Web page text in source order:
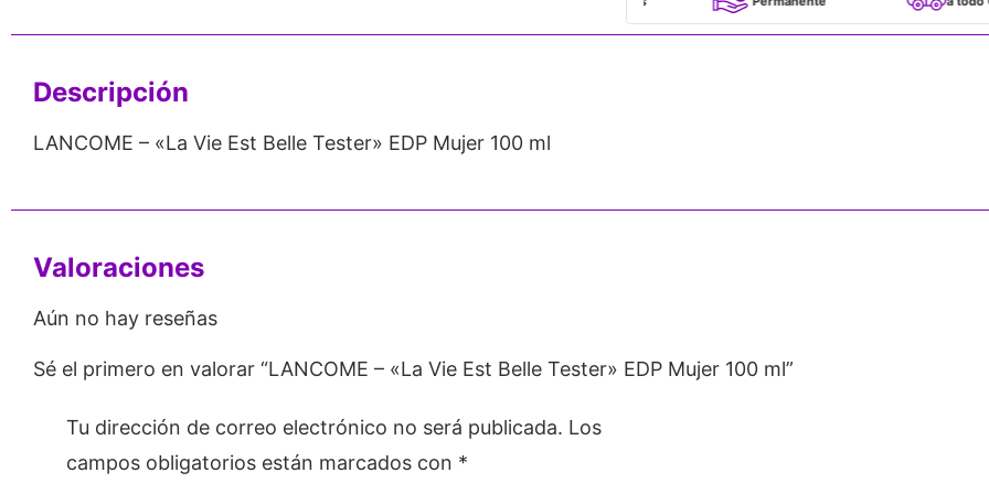
Descripción
LANCOME – «La Vie Est Belle Tester» EDP Mujer 100 ml
Valoraciones
Aún no hay reseñas
Sé el primero en valorar “LANCOME – «La Vie Est Belle Tester» EDP Mujer 100 ml”
Tu dirección de correo electrónico no será publicada. Los
campos obligatorios están marcados con *